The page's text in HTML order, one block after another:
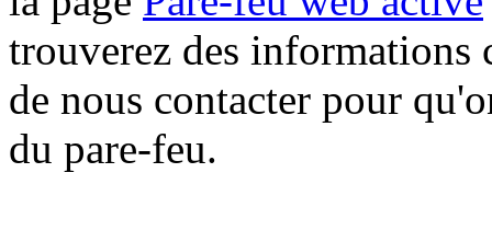
trouverez des informations
de nous contacter pour
du pare-feu.